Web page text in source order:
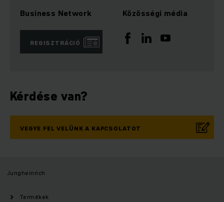
Business Network
REGISZTRÁCIÓ
Közösségi média
Kérdése van?
VEGYE FEL VELÜNK A KAPCSOLATOT
Jungheinrich
Termékek